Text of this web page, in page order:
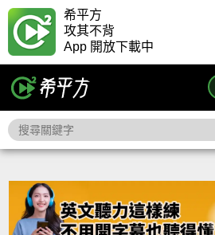
希平方
攻其不背
App 開放下載中